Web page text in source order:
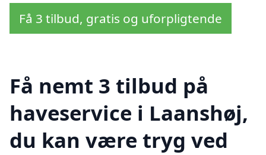
Få 3 tilbud, gratis og uforpligtende
Få nemt 3 tilbud på
haveservice i Laanshøj,
du kan være tryg ved